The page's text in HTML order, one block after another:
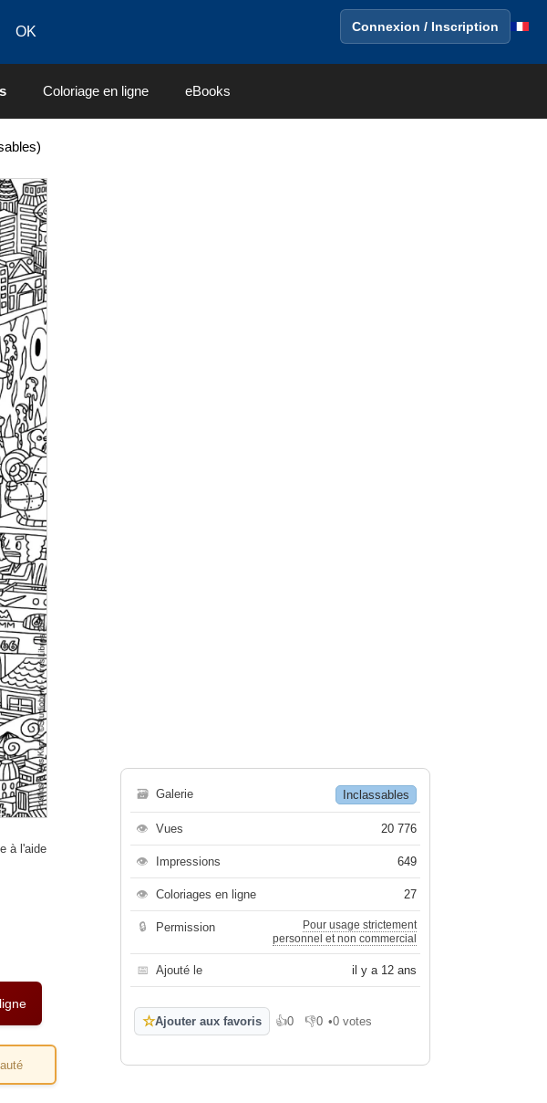
Connexion / Inscription
Coloriage en ligne eBooks
à l'aide
🗃 Galerie Inclassables
👁 Vues 20 776
👁 Impressions 649
👁 Coloriages en ligne 27
🔒 Permission
Pour usage strictement
personnel et non commercial
📅 Ajouté le il y a 12 ans
☆Ajouter aux favoris 👍0
J'aime 👎0
Je n'aime pas
•0 votes